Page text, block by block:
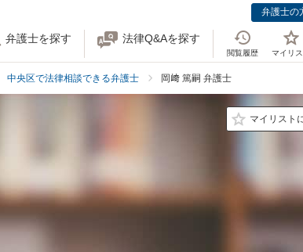
弁護士の
弁護士を探す 法律Q&Aを探す
閲覧履歴 マイリス
中央区で法律相談できる弁護士 岡﨑 篤嗣 弁護士
マイリスト